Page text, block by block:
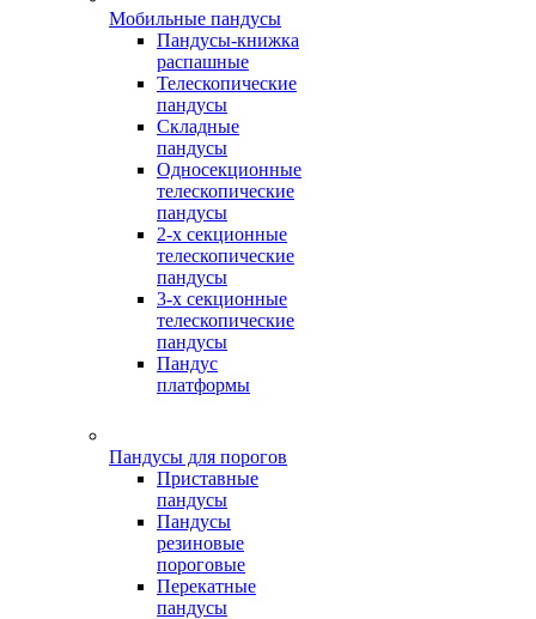
Мобильные пандусы
Пандусы-книжка
распашные
Телескопические
пандусы
Складные
пандусы
Односекционные
телескопические
пандусы
2-х секционные
телескопические
пандусы
3-х секционные
телескопические
пандусы
Пандус
платформы
Пандусы для порогов
Приставные
пандусы
Пандусы
резиновые
пороговые
Перекатные
пандусы